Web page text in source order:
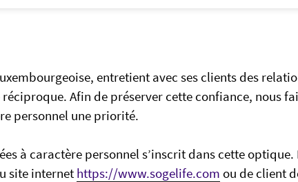
entretient avec ses clients des
Afin de préserver cette confiance, nous
personnel une priorité.
à caractère personnel s’inscrit dans cette optique.
site internet https://www.sogelife.com ou de client